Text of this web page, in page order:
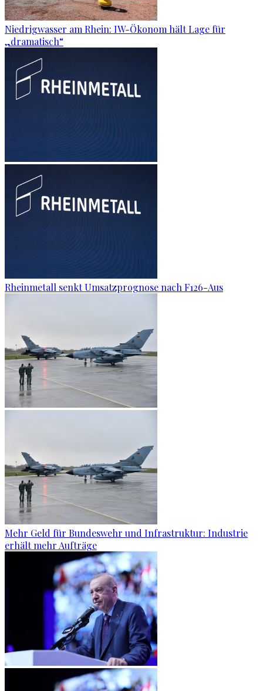
Niedrigwasser am Rhein: IW-Ökonom hält Lage für
„dramatisch“
Rheinmetall senkt Umsatzprognose nach F126-Aus
Mehr Geld für Bundeswehr und Infrastruktur: Industrie
erhält mehr Aufträge